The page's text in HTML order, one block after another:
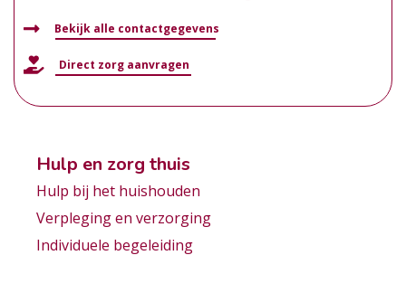
Bekijk alle contactgegevens
Direct zorg aanvragen
Hulp en zorg thuis
Hulp bij het huishouden
Verpleging en verzorging
Individuele begeleiding